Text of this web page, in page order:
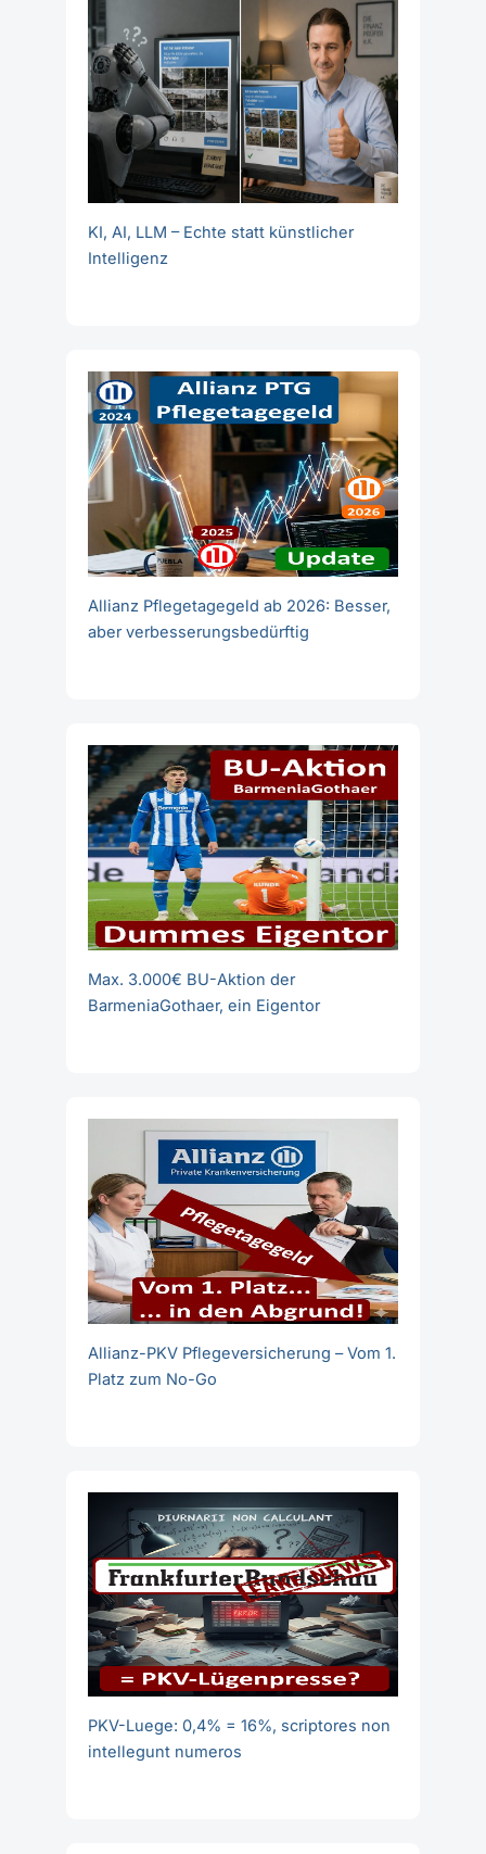
KI, AI, LLM – Echte statt künstlicher
Intelligenz
Allianz Pflegetagegeld ab 2026: Besser,
aber verbesserungsbedürftig
Max. 3.000€ BU-Aktion der
BarmeniaGothaer, ein Eigentor
Allianz-PKV Pflegeversicherung – Vom 1.
Platz zum No-Go
PKV-Luege: 0,4% = 16%, scriptores non
intellegunt numeros